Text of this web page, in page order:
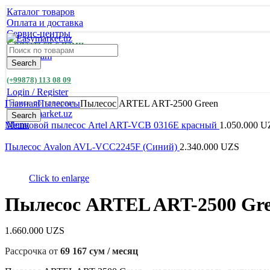
Каталог товаров
Оплата и доставка
Сервис-центры
Связаться с нами
(+99878) 113 08 09
Search
Login / Register
0items/ 0UZS
Menu
Search
ГлавнаяПылесосыПылесос ARTEL ART-2500 Green
Мешковой пылесос Artel ART-VCB 0316E красный 1.050.000
Пылесос Avalon AVL-VCC2245F (Cиний) 2.340.000 UZS
Click to enlarge
Пылесос ARTEL ART-2500
1.660.000 UZS
Рассрочка от 69 167 сум / месяц